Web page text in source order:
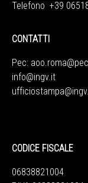
Telefono +39
CONTATTI
Pec:
info@ingv.it
CODICE FISCALE
06838821004